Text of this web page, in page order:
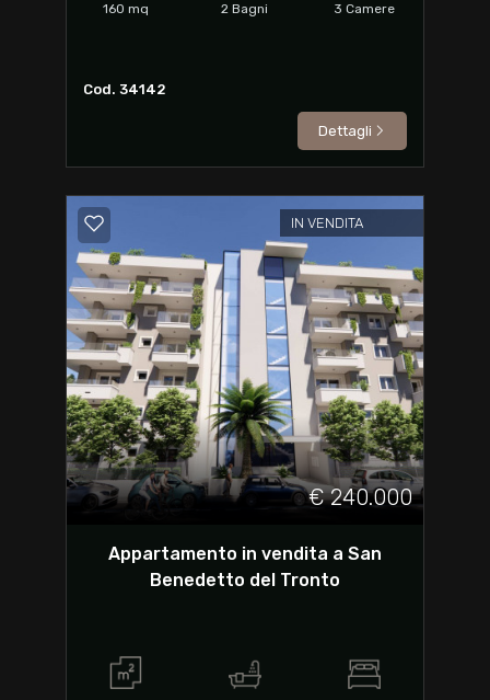
160 mq 2 Bagni 3 Camere
Cod. 34142
Dettagli
IN VENDITA
€ 240.000
Appartamento in vendita a San
Benedetto del Tronto